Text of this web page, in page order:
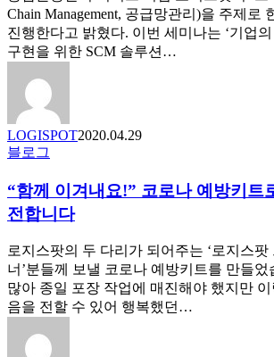
션’
공
급
마
트
SCM’
온
세
미
나
서
화
운
송
의
디
Chain Management, 공급망관리)을 주제로
진행한다고 밝혔다. 이번 세미나는 ‘기업
구현을 위한 SCM 솔루션…
LOGISPOT2020.04.29
“함
이
겨
내
요!”
코
로
나
예
블로그
“함께 이겨내요!” 코로나 예방키트
전합니다
로지스팟의 두 다리가 되어주는 ‘로지스팟
너’분들께 보낼 코로나 예방키트를 만들었
많아 종일 포장 작업에 매진해야 했지만
음을 전할 수 있어 행복했던…